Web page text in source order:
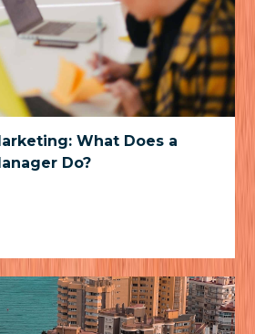
What Does a
Do?